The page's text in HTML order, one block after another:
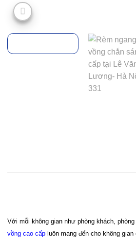
Với mỗi không gian như phòng khách,
vồng cao cấp luôn mang đến cho không